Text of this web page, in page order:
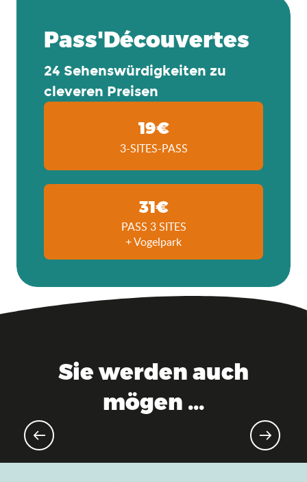
Pass'Découvertes
24 Sehenswürdigkeiten zu
cleveren Preisen
19€
3-SITES-PASS
31€
PASS 3 SITES
+ Vogelpark
Sie werden auch
mögen ...